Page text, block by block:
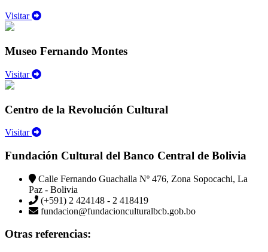
Visitar
Museo Fernando Montes
Visitar
Centro de la Revolución Cultural
Visitar
Fundación Cultural del Banco Central de Bolivia
Calle Fernando Guachalla Nº 476, Zona Sopocachi, La
Paz - Bolivia
(+591) 2 424148 - 2 418419
fundacion@fundacionculturalbcb.gob.bo
Otras referencias: